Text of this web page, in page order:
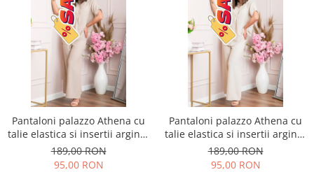
Pantaloni palazzo Athena cu
talie elastica si insertii argintii
- Bej
189,00 RON
95,00 RON
Pantaloni palazzo Athena cu
talie elastica si insertii argintii
- Ecru
189,00 RON
95,00 RON